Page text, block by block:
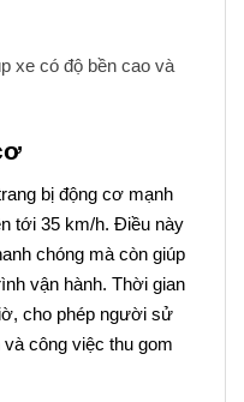
xe có độ bền cao và
bị động cơ mạnh
tới 35 km/h. Điều này
chóng mà còn giúp
vận hành. Thời gian
cho phép người sử
công việc thu gom